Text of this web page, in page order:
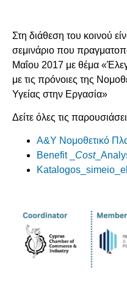
Στη διάθεση του κοινού
σεμινάριο που
Μαΐου 2017 με θέμα
με τις πρόνοιες της
Υγείας στην Εργασία»
Δείτε όλες τις
Α&Υ Νομοθετικό
Benefit _ Cost